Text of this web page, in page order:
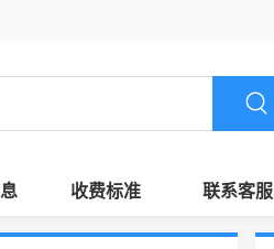
收费标准 联系客服